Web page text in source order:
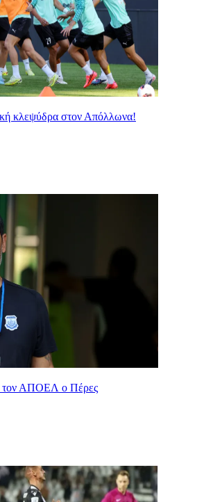
κλεψύδρα στον Απόλλωνα!
ΑΠΟΕΛ ο Πέρες